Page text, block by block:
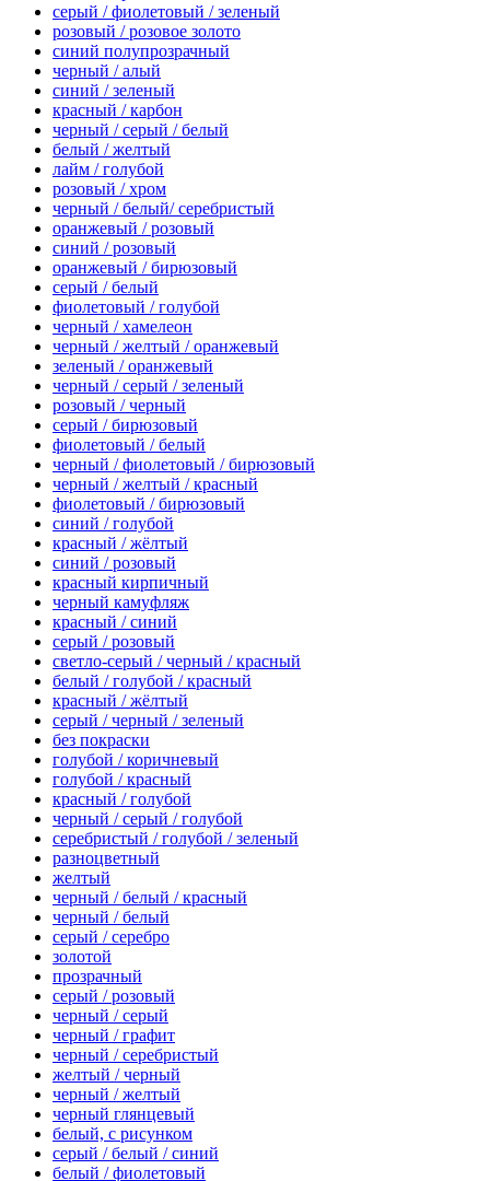
серый / фиолетовый / зеленый
розовый / розовое золото
синий полупрозрачный
черный / алый
синий / зеленый
красный / карбон
черный / серый / белый
белый / желтый
лайм / голубой
розовый / хром
черный / белый/ серебристый
оранжевый / розовый
синий / розовый
оранжевый / бирюзовый
серый / белый
фиолетовый / голубой
черный / хамелеон
черный / желтый / оранжевый
зеленый / оранжевый
черный / серый / зеленый
розовый / черный
серый / бирюзовый
фиолетовый / белый
черный / фиолетовый / бирюзовый
черный / желтый / красный
фиолетовый / бирюзовый
синий / голубой
красный / жёлтый
синий / розовый
красный кирпичный
черный камуфляж
красный / синий
серый / розовый
светло-серый / черный / красный
белый / голубой / красный
красный / жёлтый
серый / черный / зеленый
без покраски
голубой / коричневый
голубой / красный
красный / голубой
черный / серый / голубой
серебристый / голубой / зеленый
разноцветный
желтый
черный / белый / красный
черный / белый
серый / серебро
золотой
прозрачный
серый / розовый
черный / серый
черный / графит
черный / серебристый
желтый / черный
черный / желтый
черный глянцевый
белый, с рисунком
серый / белый / синий
белый / фиолетовый